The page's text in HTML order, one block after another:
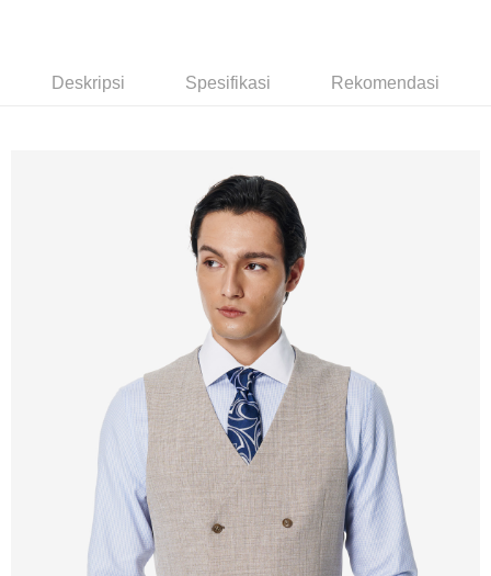
Rakuten Taiwan
新竹物流離島宅配
Deskripsi Spesifikasi Rekomendasi